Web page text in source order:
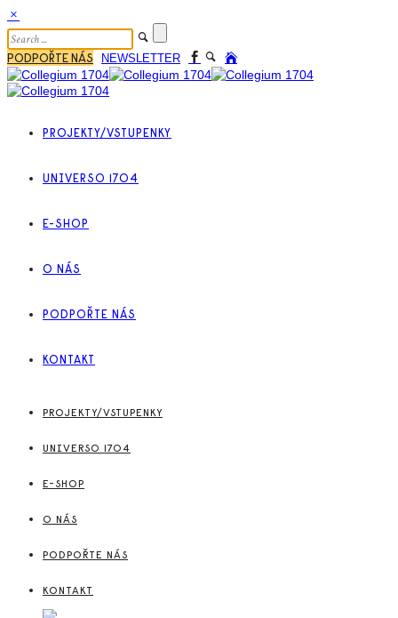
PODPOŘTE NÁS NEWSLETTER
PROJEKTY/VSTUPENKY
UNIVERSO 1704
E-SHOP
O NÁS
PODPOŘTE NÁS
KONTAKT
PROJEKTY/VSTUPENKY
UNIVERSO 1704
E-SHOP
O NÁS
PODPOŘTE NÁS
KONTAKT